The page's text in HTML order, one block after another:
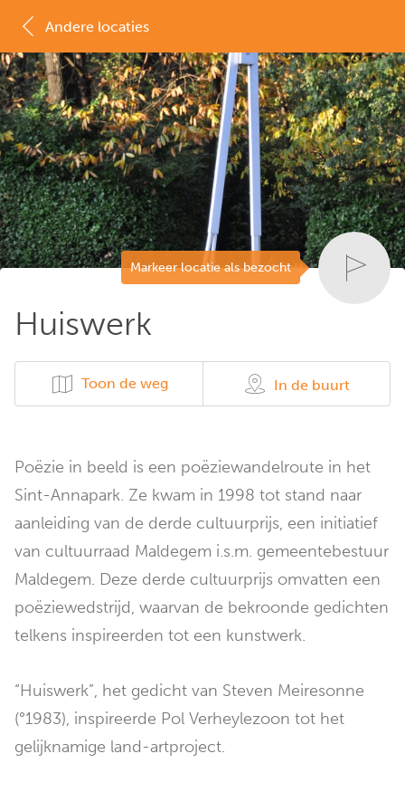
Markeer locatie als bezocht
Huiswerk
Toon de weg In de buurt
Poëzie in beeld is een poëziewandelroute in het
Sint-Annapark. Ze kwam in 1998 tot stand naar
aanleiding van de derde cultuurprijs, een initiatief
van cultuurraad Maldegem i.s.m. gemeentebestuur
Maldegem. Deze derde cultuurprijs omvatten een
poëziewedstrijd, waarvan de bekroonde gedichten
telkens inspireerden tot een kunstwerk.
“Huiswerk”, het gedicht van Steven Meiresonne
(°1983), inspireerde Pol Verheylezoon tot het
gelijknamige land-artproject.
Andere locaties
MAP LIJST